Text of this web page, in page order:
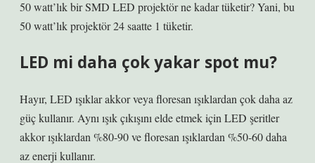
50 watt’lık bir SMD LED projektör ne kadar tüketir? Yani, bu
50 watt’lık projektör 24 saatte 1 tüketir.
LED mi daha çok yakar spot mu?
Hayır, LED ışıklar akkor veya floresan ışıklardan çok daha az
güç kullanır. Aynı ışık çıkışını elde etmek için LED şeritler
akkor ışıklardan %80-90 ve floresan ışıklardan %50-60 daha
az enerji kullanır.